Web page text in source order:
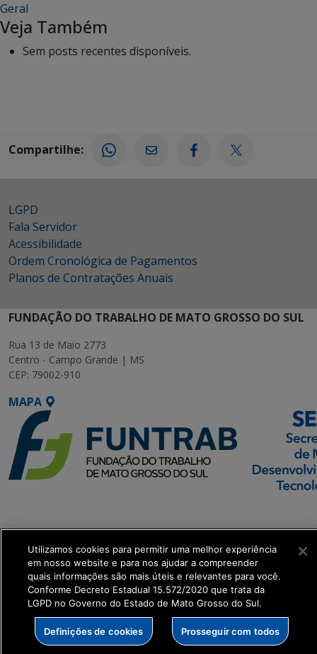
Geral
Veja Também
Sem posts recentes disponíveis.
Compartilhe:
LGPD
Fala Servidor
Acessibilidade
Ordem Cronológica de Pagamentos
Planos de Contratações Anuais
FUNDAÇÃO DO TRABALHO DE MATO GROSSO DO SUL
Rua 13 de Maio 2773
Centro - Campo Grande | MS
CEP: 79002-910
MAPA
Executiva de
Transformação Digital
get_footer();
Utilizamos cookies para permitir uma melhor experiência
em nosso website e para nos ajudar a compreender
quais informações são mais úteis e relevantes para você.
Conforme Decreto Estadual 15.572/2020 que trata da
LGPD no Governo do Estado de Mato Grosso do Sul.
Definições de cookies Prosseguir com todos